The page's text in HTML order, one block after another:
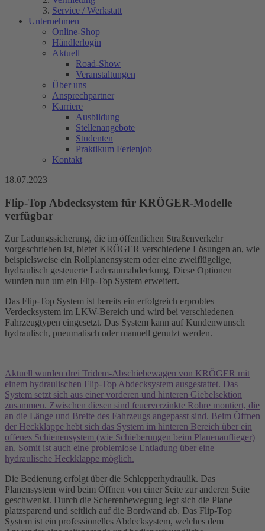
Service / Werkstatt
Unternehmen
Online-Shop
Händlerlogin
Aktuell
Road-Show
Veranstaltungen
Über uns
Ansprechpartner
Karriere
Ausbildung
Stellenangebote
Studenten
Praktikum Ferienjob
Kontakt
18.07.2023
Flip-Top Abdecksystem für KRÖGER-Modelle
verfügbar
Zur Ladungssicherung, die im öffentlichen Straßenverkehr
vorgeschrieben ist, bietet KRÖGER verschiedene Lösungen an, wie
beispielsweise ein Rollplanensystem oder eine zweiflügelige,
hydraulisch gesteuerte Laderaumabdeckung. Diese Optionen
wurden nun um ein Flip-Top System erweitert.
Das Flip-Top System ist bereits ein erfolgreich erprobtes
Verdecksystem im LKW-Bereich und wird bei verschiedenen
Fahrzeugtypen eingesetzt. Das System kann auf Kundenwunsch
hydraulisch, pneumatisch oder manuell genutzt werden.
Aktuell wurden drei Tridem-Abschiebewagen von KRÖGER mit
einem hydraulischen Flip-Top Abdecksystem ausgestattet. Das
System setzt sich aus einer vorderen und hinteren Giebelsektion
zusammen. Zwischen diesen sind feuerverzinkte Rohre montiert, die
an die Länge und Breite des Fahrzeugs angepasst sind. Beim Öffnen
der Heckklappe hebt sich das System im hinteren Bereich über ein
offenes Schienensystem (wie Schieberungen beim Planenauflieger)
an. Somit ist auch eine problemlose Entladung über eine
hydraulische Heckklappe möglich.
Die Bedienung erfolgt über die Schlepperhydraulik. Das
Planensystem wird beim Öffnen von einer Seite zur anderen Seite
geschwenkt. Durch die Scherenbewegung legt sich die Plane
platzsparend und seitlich auf die Bordwand ab. Das Flip-Top
System ist ein professionelles Abdecksystem, welches dem